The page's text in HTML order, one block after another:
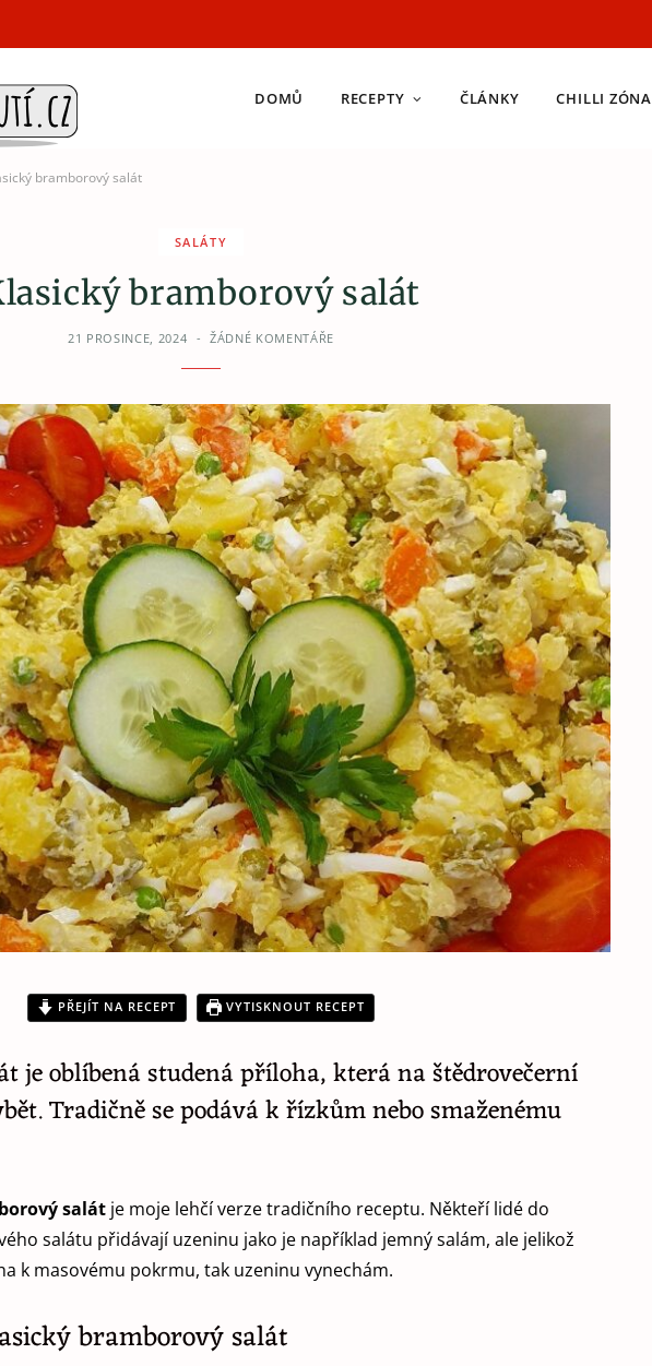
DOMŮ RECEPTY ČLÁNKY CHILLI ZÓNA
bramborový salát
SALÁTY
bramborový salát
21 PROSINCE, 2024 ŽÁDNÉ KOMENTÁŘE
PŘEJÍT NA RECEPT VYTISKNOUT RECEPT
je oblíbená studená příloha, která na štědrovečerní
Tradičně se podává k řízkům nebo smaženému
salát je moje lehčí verze tradičního receptu. Někteří lidé do
salátu přidávají uzeninu jako je například jemný salám, ale jelikož
k masovému pokrmu, tak uzeninu vynechám.
bramborový salát